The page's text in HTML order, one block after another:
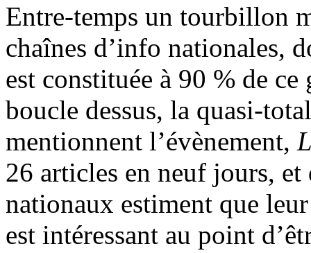
Entre-temps un tourbillon
chaînes d’info nationales,
est constituée à 90 % de
boucle dessus, la quasi-
mentionnent l’évènement,
26 articles en neuf jours,
nationaux estiment que
est intéressant au point